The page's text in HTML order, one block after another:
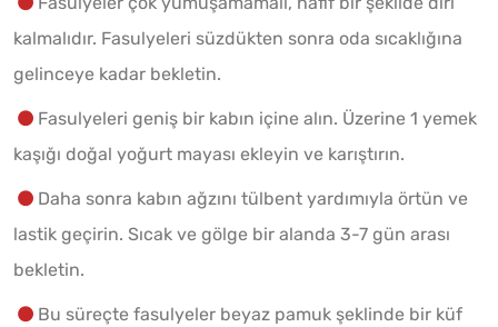
kalmalıdır. Fasulyeleri süzdükten sonra oda sıcaklığına
gelinceye kadar bekletin.
Fasulyeleri geniş bir kabın içine alın. Üzerine 1 yemek
kaşığı doğal yoğurt mayası ekleyin ve karıştırın.
Daha sonra kabın ağzını tülbent yardımıyla örtün ve
lastik geçirin. Sıcak ve gölge bir alanda 3-7 gün arası
bekletin.
Bu süreçte fasulyeler beyaz pamuk şeklinde bir küf